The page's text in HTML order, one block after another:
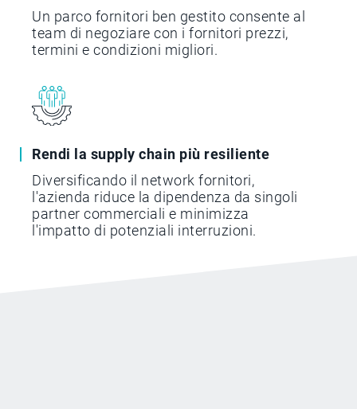
Un parco fornitori ben gestito consente al
team di negoziare con i fornitori prezzi,
termini e condizioni migliori.
Rendi la supply chain più resiliente
Diversificando il network fornitori,
l'azienda riduce la dipendenza da singoli
partner commerciali e minimizza
l'impatto di potenziali interruzioni.